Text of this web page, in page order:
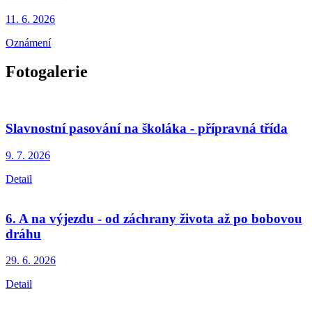
11. 6. 2026
Oznámení
Fotogalerie
Slavnostní pasování na školáka - přípravná třída
9. 7. 2026
Detail
6. A na výjezdu - od záchrany života až po bobovou
dráhu
29. 6. 2026
Detail